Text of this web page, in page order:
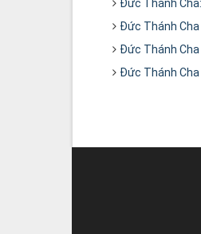
Đức Thánh
Đức Thánh Cha
Đức Thánh
Đức Thánh